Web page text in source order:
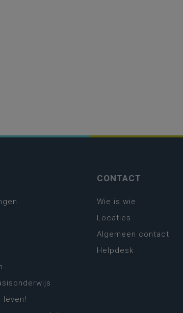
leven!
CONTACT
Wie is wie
Locaties
Algemeen contact
Helpdesk